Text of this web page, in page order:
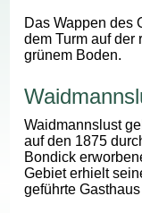
Das Wappen des
dem Turm auf der
grünem Boden.
Waidmannslust
auf den 1875
Bondick
Gebiet erhielt
geführte